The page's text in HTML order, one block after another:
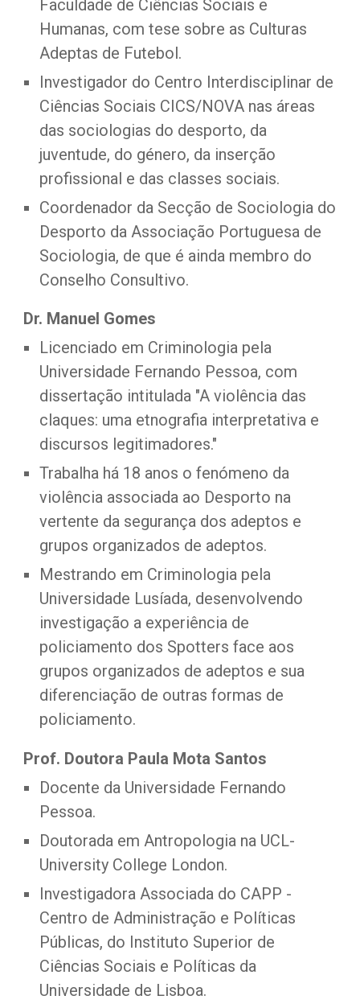
Faculdade de Ciências Sociais e
Humanas, com tese sobre as Culturas
Adeptas de Futebol.
Investigador do Centro Interdisciplinar de
Ciências Sociais CICS/NOVA nas áreas
das sociologias do desporto, da
juventude, do género, da inserção
profissional e das classes sociais.
Coordenador da Secção de Sociologia do
Desporto da Associação Portuguesa de
Sociologia, de que é ainda membro do
Conselho Consultivo.
Dr. Manuel Gomes
Licenciado em Criminologia pela
Universidade Fernando Pessoa, com
dissertação intitulada "A violência das
claques: uma etnografia interpretativa e
discursos legitimadores."
Trabalha há 18 anos o fenómeno da
violência associada ao Desporto na
vertente da segurança dos adeptos e
grupos organizados de adeptos.
Mestrando em Criminologia pela
Universidade Lusíada, desenvolvendo
investigação a experiência de
policiamento dos Spotters face aos
grupos organizados de adeptos e sua
diferenciação de outras formas de
policiamento.
Prof. Doutora Paula Mota Santos
Docente da Universidade Fernando
Pessoa.
Doutorada em Antropologia na UCL-
University College London.
Investigadora Associada do CAPP -
Centro de Administração e Políticas
Públicas, do Instituto Superior de
Ciências Sociais e Políticas da
Universidade de Lisboa.